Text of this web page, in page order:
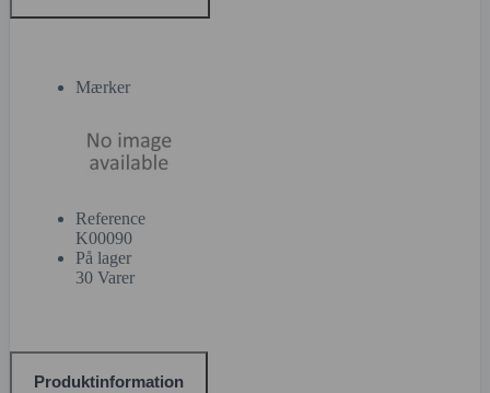
Mærker
Reference
K00090
På lager
30 Varer
Produktinformation